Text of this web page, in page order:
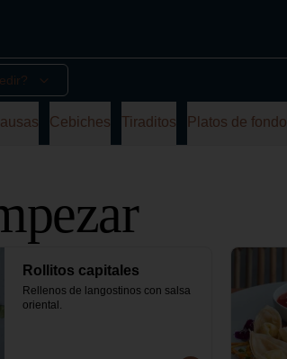
Cebiches Tiraditos Platos de fondo
Rollitos capitales
Rellenos de langostinos con salsa
oriental.